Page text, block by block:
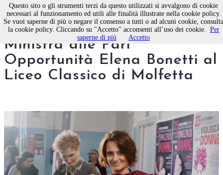
“Siate sentinelle di ferite”: la
Ministra alle Pari
Opportunità Elena Bonetti al
Liceo Classico di Molfetta
Questo sito o gli strumenti terzi da questo utilizzati si avvalgono di cookie
necessari al funzionamento ed utili alle finalità illustrate nella cookie policy.
Se vuoi saperne di più o negare il consenso a tutti o ad alcuni cookie, consulta
la cookie policy. Cliccando su "Accetto" acconsenti all’uso dei cookie. Per
saperne di più
Accetto